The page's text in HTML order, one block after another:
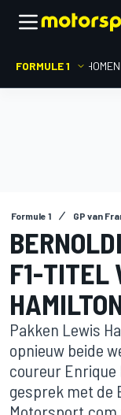
FORMULE 1 HOME
Formule 1 GP van
F1-TITEL
Pakken Lewis
opnieuw beide
coureur
gesprek met de